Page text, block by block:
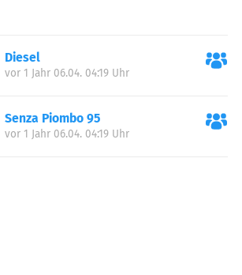
Diesel
vor 1 Jahr 06.04. 04:19 Uhr
Senza Piombo 95
vor 1 Jahr 06.04. 04:19 Uhr